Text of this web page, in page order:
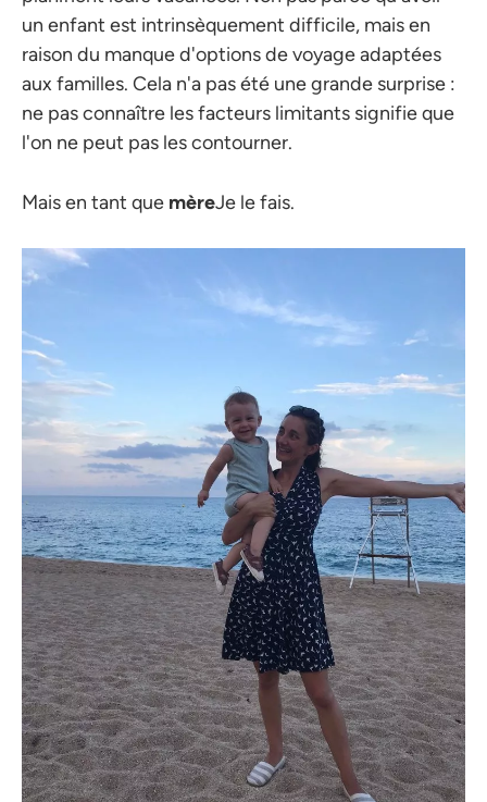
un enfant est intrinsèquement difficile, mais en
raison du manque d'options de voyage adaptées
aux familles. Cela n'a pas été une grande surprise :
ne pas connaître les facteurs limitants signifie que
l'on ne peut pas les contourner.
Mais en tant que mèreJe le fais.